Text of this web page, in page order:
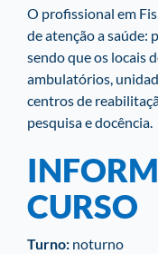
O profissional em
de atenção a saúde:
sendo que os locais
ambulatórios,
centros de
pesquisa e docência.
CURSO
Turno:noturno